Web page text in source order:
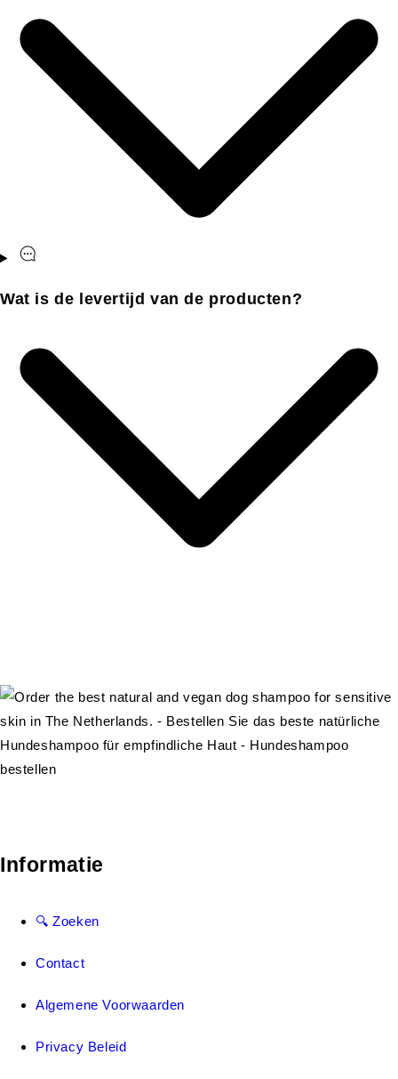
Wat is de levertijd van de producten?
Informatie
🔍 Zoeken
Contact
Algemene Voorwaarden
Privacy Beleid